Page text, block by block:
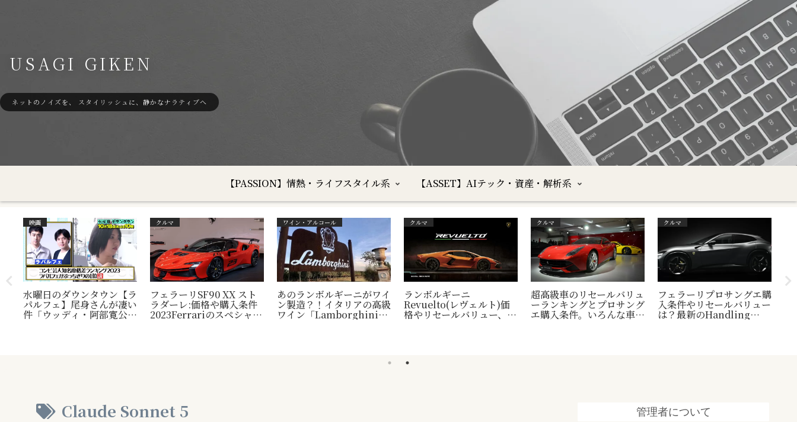
USAGI GIKEN
ネットのノイズを、 スタイリッシュに、静かなナラティブへ
【PASSION】情熱・ライフスタイル系 【ASSET】AIテック・資産・解析系
映画
水曜日のダウンタウン【ラ
パルフェ】尾身さんが凄い
件「ウッディ・阿部寛公
クルマ
フェラーリSF90 XX スト
ラダーレ:価格や購入条件
2023Ferrariのスペシャル
ワイン・アルコール
あのランボルギーニがワイ
ン製造？！イタリアの高級
ワイン「Lamborghini」
クルマ
ランボルギーニ
Revuelto(レヴェルト)価
格やリセールバリュー、納
クルマ
超高級車のリセールバリュ
ーランキングとプロサング
エ購入条件。いろんな車の
クルマ
フェラーリプロサングエ購
入条件やリセールバリュー
は？最新のHandling
Claude Sonnet 5 管理者について